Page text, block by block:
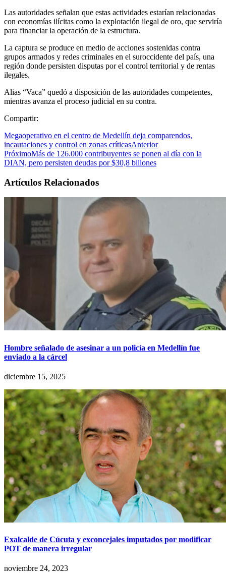
Las autoridades señalan que estas actividades estarían relacionadas
con economías ilícitas como la explotación ilegal de oro, que serviría
para financiar la operación de la estructura.
La captura se produce en medio de acciones sostenidas contra
grupos armados y redes criminales en el suroccidente del país, una
región donde persisten disputas por el control territorial y de rentas
ilegales.
Alias “Vaca” quedó a disposición de las autoridades competentes,
mientras avanza el proceso judicial en su contra.
Compartir:
Megaoperativo en el centro de Medellín deja comparendos,
incautaciones y control en zonas críticasAnterior
PróximoMás de 126.000 contribuyentes se ponen al día con la
DIAN, pero persisten deudas por $30,8 billones
Artículos Relacionados
Hombre señalado de asesinar a un policía en Medellín fue
enviado a la cárcel
diciembre 15, 2025
Exalcalde de Cúcuta y exconcejales imputados por modificar
POT de manera irregular
noviembre 24, 2023